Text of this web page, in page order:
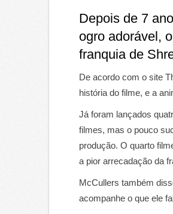
Depois de 7
ogro adorável,
franquia de
De acordo com o site
história do filme, e a
Já foram lançados
filmes, mas o pouco
produção. O quarto
a pior arrecadação da
McCullers também
acompanhe o que ele